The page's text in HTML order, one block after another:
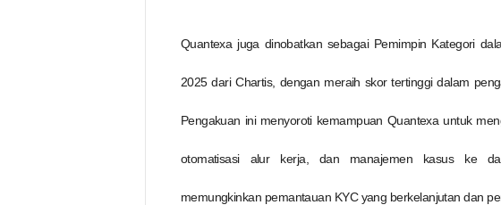
Quantexa juga dinobatkan sebagai Pemimpin Kategori
2025 dari Chartis, dengan meraih skor tertinggi dalam
Pengakuan ini menyoroti kemampuan Quantexa untuk
otomatisasi alur kerja, dan manajemen kasus ke
memungkinkan pemantauan KYC yang berkelanjutan dan